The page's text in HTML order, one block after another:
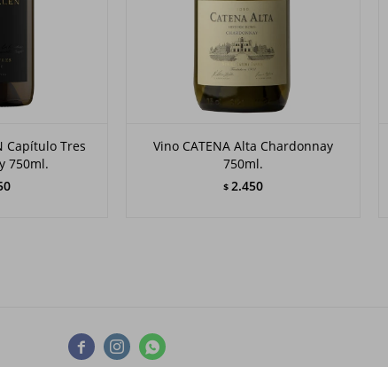
Capítulo Tres
750ml.
Vino CATENA Alta Chardonnay
750ml.
$ 2.450
  